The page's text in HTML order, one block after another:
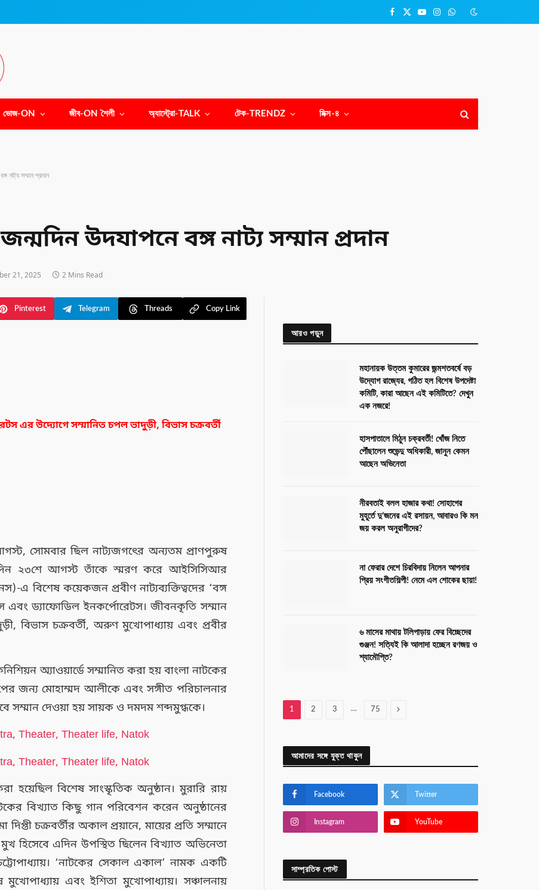
Facebook
X
YouTubeInstagram
WhatsApp
ভোজ-ON জীব-ON শৈলী অ্যাস্ট্রো-TALK টেক-TRENDZ মিক্স-৪
নাট্য সম্মান প্রদান
জন্মদিন উদযাপনে বঙ্গ নাট্য সম্মান প্রদান
21, 2025 2 Mins Read
Pinterest Telegram Threads Copy Link
এর উদ্যোগেসম্মানিত চপল ভাদুড়ী, বিভাস চক্রবর্তী
সোমবার ছিল নাট্যজগৎের অন্যতম প্রাণপুরুষ
২৩শে আগস্ট তাঁকে স্মরণ করে আইসিসিআর
এ বিশেষ কয়েকজন প্রবীণ নাট্যব্যক্তিত্বদের ‘বঙ্গ
ড্যাফোডিল ইনকর্পোরেটস। জীবনকৃতি সম্মান
বিভাস চক্রবর্তী, অরুণ মুখোপাধ্যায় এবং প্রবীর
অ্যাওয়ার্ডে সম্মানিত করা হয় বাংলা নাটকের
জন্য মোহাম্মদ আলীকে এবং সঙ্গীত পরিচালনার
সম্মান দেওয়া হয় সায়ক ও দমদম শব্দমুগ্ধকে।
হয়েছিল বিশেষ সাংস্কৃতিক অনুষ্ঠান। মুরারি রায়
বিখ্যাত কিছু গান পরিবেশন করেন অনুষ্ঠানের
দিপ্তী চক্রবর্তীর অকাল প্রয়ানে, মায়ের প্রতি সম্মানে
হিসেবে এদিন উপস্থিত ছিলেন বিখ্যাত অভিনেতা
‘নাটকের সেকাল একাল’ নামক একটি
এবং ইশিতামুখোপাধ্যায়। সঞ্চালনায়
আরও পড়ুন
মহানায়ক উত্তম কুমারের জন্মশতবর্ষে বড়
উদ্যোগ রাজ্যের, গঠিত হল বিশেষ উপদেষ্টা
কমিটি, কারা আছেন এই কমিটিতে? দেখুন
এক নজরে!
হাসপাতালে মিঠুন চক্রবর্তী! খোঁজ নিতে
পৌঁছালেন শুভেন্দু অধিকারী, জানুন কেমন
আছেন অভিনেতা
নীরবতাই বলল হাজার কথা! সোহাগের
মুহূর্তে দু’জনের এই রসায়ন, আবারও কি মন
জয় করল অনুরাগীদের?
না ফেরার দেশে চিরবিদায় নিলেন আপনার
প্রিয় সংগীতশিল্পী! নেমে এল শোকের ছায়া!
৬ মাসের মাথায় টলিপাড়ায় ফের বিচ্ছেদের
গুঞ্জন! সত্যিই কি আলাদা হচ্ছেন রণজয় ও
শ্যামৌপ্তি?
1 2 3 … 75 Next
আমাদের সঙ্গে যুক্ত থাকুন
Facebook Twitter
Instagram YouTube
সাম্প্রতিক পোস্ট